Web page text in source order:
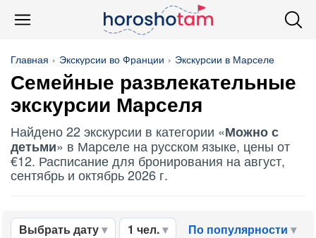
Главная Экскурсии во Франции Экскурсии в Марселе
Семейные развлекательные
экскурсии Марселя
Найдено 22 экскурсии в категории «Можно с
детьми» в Марселе на русском языке, цены от
€12. Расписание для бронирования на август,
сентябрь и октябрь 2026 г.
Выбрать дату 1 чел. По популярности